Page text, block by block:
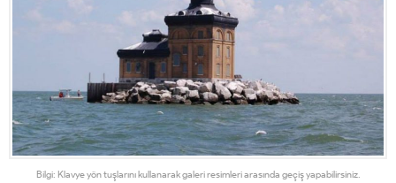
Bilgi: Klavye yön tuşlarını kullanarak galeri resimleri arasında geçiş yapabilirsiniz.